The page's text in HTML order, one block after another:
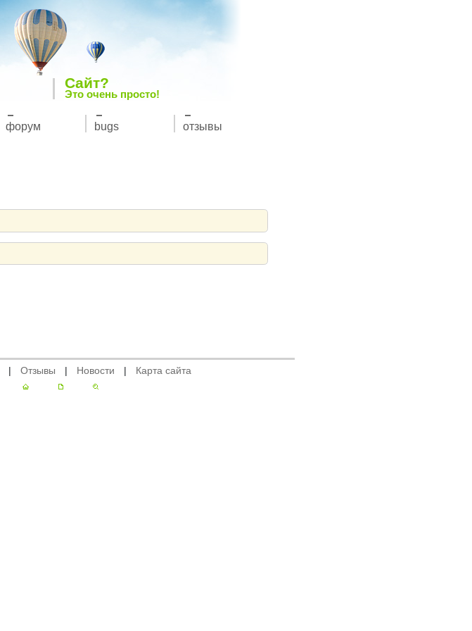
Сайт?
Это очень просто!
форум bugs отзывы
| Отзывы | Новости |
Карта сайта